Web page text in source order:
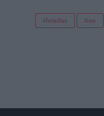
életstílus lista